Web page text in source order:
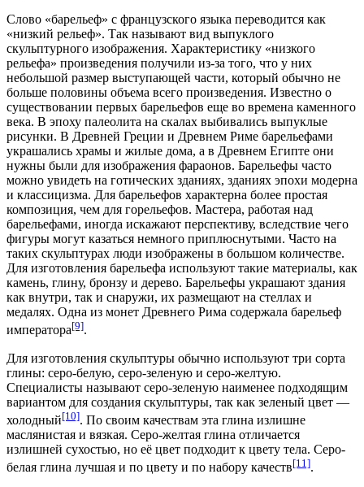
Слово «барельеф» с французского языка переводится как
«низкий рельеф». Так называют вид выпуклого
скульптурного изображения. Характеристику «низкого
рельефа» произведения получили из-за того, что у них
небольшой размер выступающей части, который обычно не
больше половины объема всего произведения. Известно о
существовании первых барельефов еще во времена каменного
века. В эпоху палеолита на скалах выбивались выпуклые
рисунки. В Древней Греции и Древнем Риме барельефами
украшались храмы и жилые дома, а в Древнем Египте они
нужны были для изображения фараонов. Барельефы часто
можно увидеть на готических зданиях, зданиях эпохи модерна
и классицизма. Для барельефов характерна более простая
композиция, чем для горельефов. Мастера, работая над
барельефами, иногда искажают перспективу, вследствие чего
фигуры могут казаться немного приплюснутыми. Часто на
таких скульптурах люди изображены в большом количестве.
Для изготовления барельефа используют такие материалы, как
камень, глину, бронзу и дерево. Барельефы украшают здания
как внутри, так и снаружи, их размещают на стеллах и
медалях. Одна из монет Древнего Рима содержала барельеф
императора[9].
Для изготовления скульптуры обычно используют три сорта
глины: серо-белую, серо-зеленую и серо-желтую.
Специалисты называют серо-зеленую наименее подходящим
вариантом для создания скульптуры, так как зеленый цвет —
холодный[10]. По своим качествам эта глина излишне
маслянистая и вязкая. Серо-желтая глина отличается
излишней сухостью, но её цвет подходит к цвету тела. Серо-
белая глина лучшая и по цвету и по набору качеств[11].